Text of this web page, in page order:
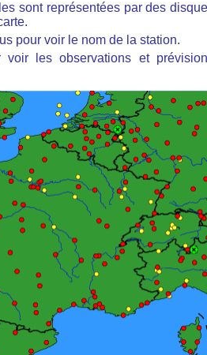
sont représentées par des
pour voir le nom de la station.
voir les observations et